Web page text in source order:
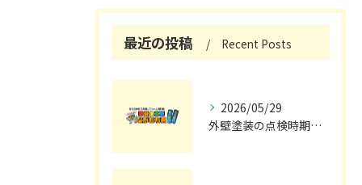
最近の投稿 Recent Posts
2026/05/29
外壁塗装の点検時期と施工の最適タイミング